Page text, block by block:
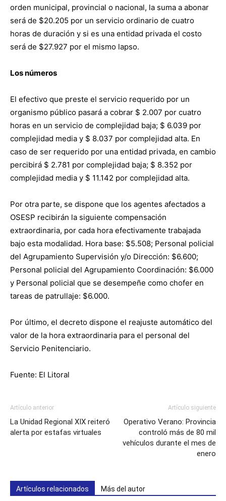
orden municipal, provincial o nacional, la suma a abonar
será de $20.205 por un servicio ordinario de cuatro
horas de duración y si es una entidad privada el costo
será de $27.927 por el mismo lapso.
Los números
El efectivo que preste el servicio requerido por un
organismo público pasará a cobrar $ 2.007 por cuatro
horas en un servicio de complejidad baja; $ 6.039 por
complejidad media y $ 8.037 por complejidad alta. En
caso de ser requerido por una entidad privada, en cambio
percibirá $ 2.781 por complejidad baja; $ 8.352 por
complejidad media y $ 11.142 por complejidad alta.
Por otra parte, se dispone que los agentes afectados a
OSESP recibirán la siguiente compensación
extraordinaria, por cada hora efectivamente trabajada
bajo esta modalidad. Hora base: $5.508; Personal policial
del Agrupamiento Supervisión y/o Dirección: $6.600;
Personal policial del Agrupamiento Coordinación: $6.000
y Personal policial que se desempeñe como chofer en
tareas de patrullaje: $6.000.
Por último, el decreto dispone el reajuste automático del
valor de la hora extraordinaria para el personal del
Servicio Penitenciario.
Fuente: El Litoral
Artículo anterior
La Unidad Regional XIX reiteró
alerta por estafas virtuales
Artículo siguiente
Operativo Verano: Provincia
controló más de 80 mil
vehículos durante el mes de
enero
Artículos relacionados Más del autor